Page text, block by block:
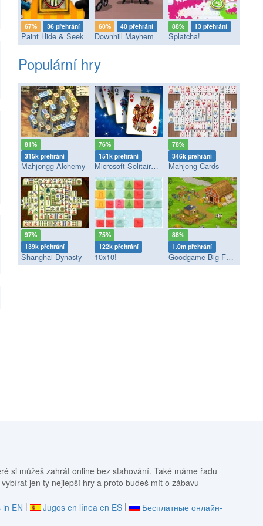
67% 36 přehrání
Paint Hide & Seek
60% 40 přehrání
Downhill Mayhem
88% 13 přehrání
Splatcha!
Populární hry
81%
315k přehrání
Mahjongg Alchemy
76%
151k přehrání
Microsoft Solitaire Collection
78%
346k přehrání
Mahjong Cards
97%
139k přehrání
Shanghai Dynasty
75%
122k přehrání
10x10!
88%
1.0m přehrání
Goodgame Big Farm
si můžeš zahrát online bez stahování. Také máme řadu
jen ty nejlepší hry a proto budeš mít o zábavu
EN | Jugos en línea en ES |
Бесплатные онлайн-